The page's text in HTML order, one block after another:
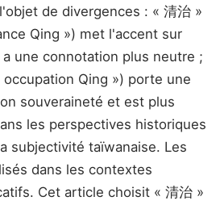
de divergences : « 清治 »
Qing ») met l'accent sur
une connotation plus neutre ;
occupation Qing ») porte une
souveraineté et est plus
les perspectives historiques
subjectivité taïwanaise. Les
dans les contextes
Cet article choisit « 清治 »